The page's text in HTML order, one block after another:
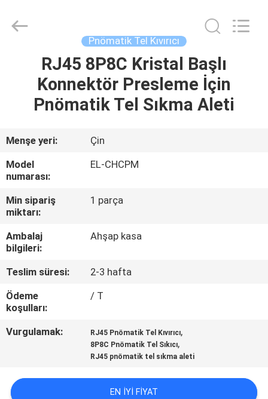
ÜRÜN:%
HAKKIMIZDA
FABRIKA
TURU
KALITE
KONTROL
BIZIMLE
ILETIŞIME
HABERLER
Industrial
Pnömatik Tel Kıvırıcı
RJ45 8P8C Kristal Başlı
Konnektör Presleme İçin
Pnömatik Tel Sıkma Aleti
Menşe yeri:
Çin
Model
numarası:
EL-CHCPM
Min sipariş
miktarı:
1 parça
Ambalaj
bilgileri:
Ahşap kasa
Teslim süresi:
2-3 hafta
Ödeme
koşulları:
/ T
Vurgulamak: RJ45 Pnömatik Tel Kıvırıcı,
8P8C Pnömatik Tel Sıkıcı,
RJ45 pnömatik tel sıkma aleti
EN IYI FIYAT